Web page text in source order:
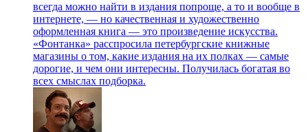
всегда можно найти в издания попроще, а то и вообще в
интернете, — но качественная и художественно
оформленная книга — это произведение искусства.
«Фонтанка» расспросила петербургские книжные
магазины о том, какие издания на их полках — самые
дорогие, и чем они интересны. Получилась богатая во
всех смыслах подборка.